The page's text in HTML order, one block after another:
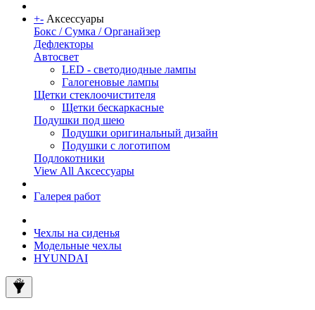
+- Аксессуары
Бокс / Сумка / Органайзер
Дефлекторы
Автосвет
LED - светодиодные лампы
Галогеновые лампы
Щетки стеклоочистителя
Щетки бескаркасные
Подушки под шею
Подушки оригинальный дизайн
Подушки с логотипом
Подлокотники
View All Аксессуары
Галерея работ
Чехлы на сиденья
Модельные чехлы
HYUNDAI